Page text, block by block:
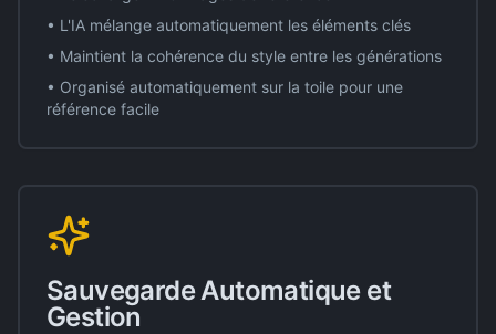
• L'IA mélange automatiquement les éléments clés
• Maintient la cohérence du style entre les générations
• Organisé automatiquement sur la toile pour une
référence facile
Sauvegarde Automatique et
Gestion